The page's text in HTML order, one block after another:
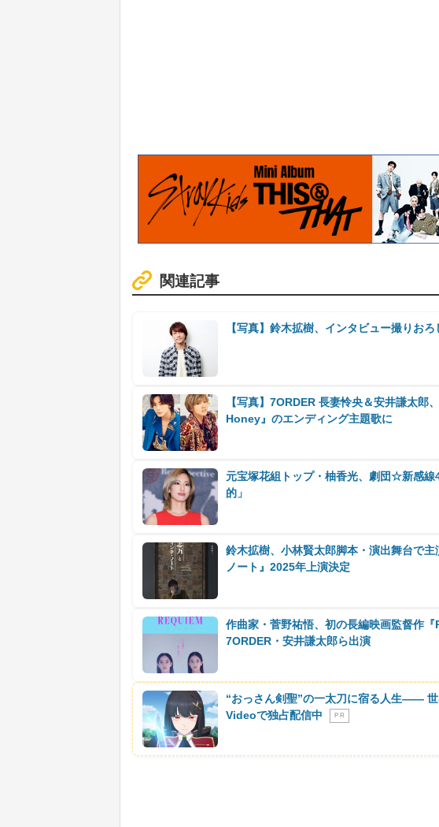
関連記事
【写真】鈴木拡樹、インタビュー撮りおろ
【写真】7ORDER 長妻怜央＆安井謙太
Honey』のエンディング主題歌に
元宝塚花組トップ・柚香光、劇団☆新感
的」
鈴木拡樹、小林賢太郎脚本・演出舞台で
ノート』2025年上演決定
作曲家・菅野祐悟、初の長編映画監督作『
7ORDER・安井謙太郎ら出演
“おっさん剣聖”の一太刀に宿る人生――
Videoで独占配信中
P R